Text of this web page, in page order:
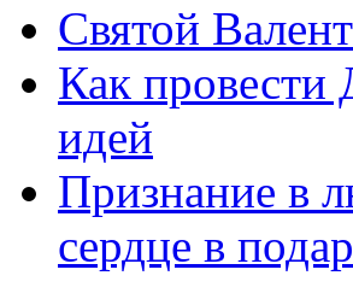
Святой
Как провести
идей
Признание в
сердце в